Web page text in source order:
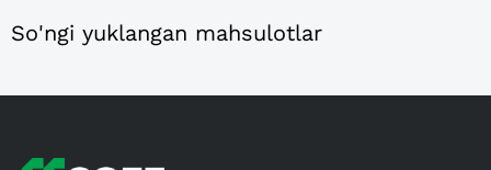
So'ngi yuklangan mahsulotlar